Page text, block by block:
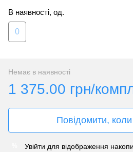
В наявності, од.
0
Немає в наявності
1 375.00 грн/
Повідомити, коли
Увійти для відображення